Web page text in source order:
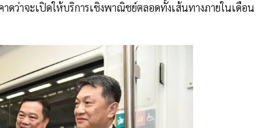
ดว่าจะเปิดให้บริการเชิงพาณิชย์ตลอดทั้งเส้นทางภายในเดือน